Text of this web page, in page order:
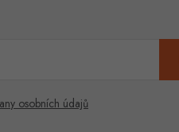
osobních údajů